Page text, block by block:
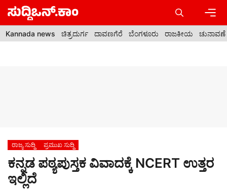
Skip
content
Kannada news ಚಿತ್ರದುರ್ಗ ದಾವಣಗೆರೆ ಬೆಂಗಳೂರು ರಾಜಕೀಯ ಚುನಾವಣೆ
ರಾಜ್ಯ ಸುದ್ದಿ ಪ್ರಮುಖ ಸುದ್ದಿ
ಕನ್ನಡ ಪಠ್ಯಪುಸ್ತಕ ವಿವಾದಕ್ಕೆ NCERT ಉತ್ತರ
ಇಲ್ಲಿದೆ